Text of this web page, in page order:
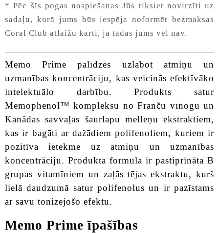
* Pēc šīs pogas nospiešanas Jūs tiksiet novirzīti uz
sadaļu, kurā jums būs iespēja noformēt bezmaksas
Coral Club atlaižu karti, ja tādas jums vēl nav.
Memo Prime palīdzēs uzlabot atmiņu un
uzmanības koncentrāciju, kas veicinās efektīvāko
intelektuālo darbību. Produkts satur
Memophenol™ kompleksu no Franču vīnogu un
Kanādas savvaļas šaurlapu melleņu ekstraktiem,
kas ir bagāti ar dažādiem polifenoliem, kuriem ir
pozitīva ietekme uz atmiņu un uzmanības
koncentrāciju. Produkta formula ir pastiprināta B
grupas vitamīniem un zaļās tējas ekstraktu, kurš
lielā daudzumā satur polifenolus un ir pazīstams
ar savu tonizējošo efektu.
Memo Prime īpašības